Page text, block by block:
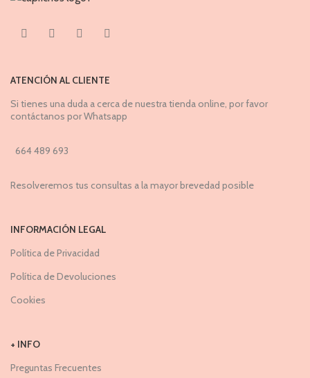
ATENCIÓN AL CLIENTE
Si tienes una duda a cerca de nuestra tienda online, por favor
contáctanos por Whatsapp
664 489 693
Resolveremos tus consultas a la mayor brevedad posible
INFORMACIÓN LEGAL
Política de Privacidad
Política de Devoluciones
Cookies
+ INFO
Preguntas Frecuentes